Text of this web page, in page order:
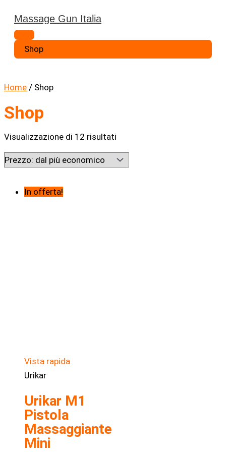
contenuto
Massage Gun Italia
Menu
principale
Shop
Home / Shop
Shop
Visualizzazione di 12 risultati
dal
più
In offerta!
Vista rapida
Urikar
Urikar M1
Pistola
Massaggiante
Mini